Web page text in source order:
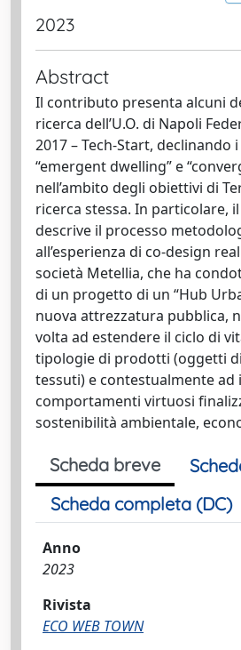
2023
Abstract
Il contributo presenta alcuni
ricerca dell’U.O. di Napoli
2017 – Tech-Start, declinando
“emergent dwelling” e
nell’ambito degli obiettivi di
ricerca stessa. In particolare,
descrive il processo
all’esperienza di co-design
società Metellia, che ha
di un progetto di un “Hub
nuova attrezzatura pubblica,
volta ad estendere il ciclo di
tipologie di prodotti (oggetti
tessuti) e contestualmente ad
comportamenti virtuosi
sostenibilità ambientale,
Scheda breve
Scheda completa (DC)
Anno
2023
Rivista
ECO WEB TOWN